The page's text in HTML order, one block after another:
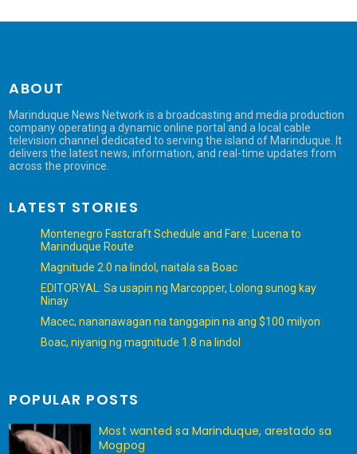
ABOUT
Marinduque News Network is a broadcasting and media production
company operating a dynamic online portal and a local cable
television channel dedicated to serving the island of Marinduque. It
delivers the latest news, information, and real-time updates from
across the province.
LATEST STORIES
Montenegro Fastcraft Schedule and Fare: Lucena to
Marinduque Route
Magnitude 2.0 na lindol, naitala sa Boac
EDITORYAL: Sa usapin ng Marcopper, Lolong sunog kay
Ninay
Macec, nananawagan na tanggapin na ang $100 milyon
Boac, niyanig ng magnitude 1.8 na lindol
POPULAR POSTS
Most wanted sa Marinduque, arestado sa
Mogpog